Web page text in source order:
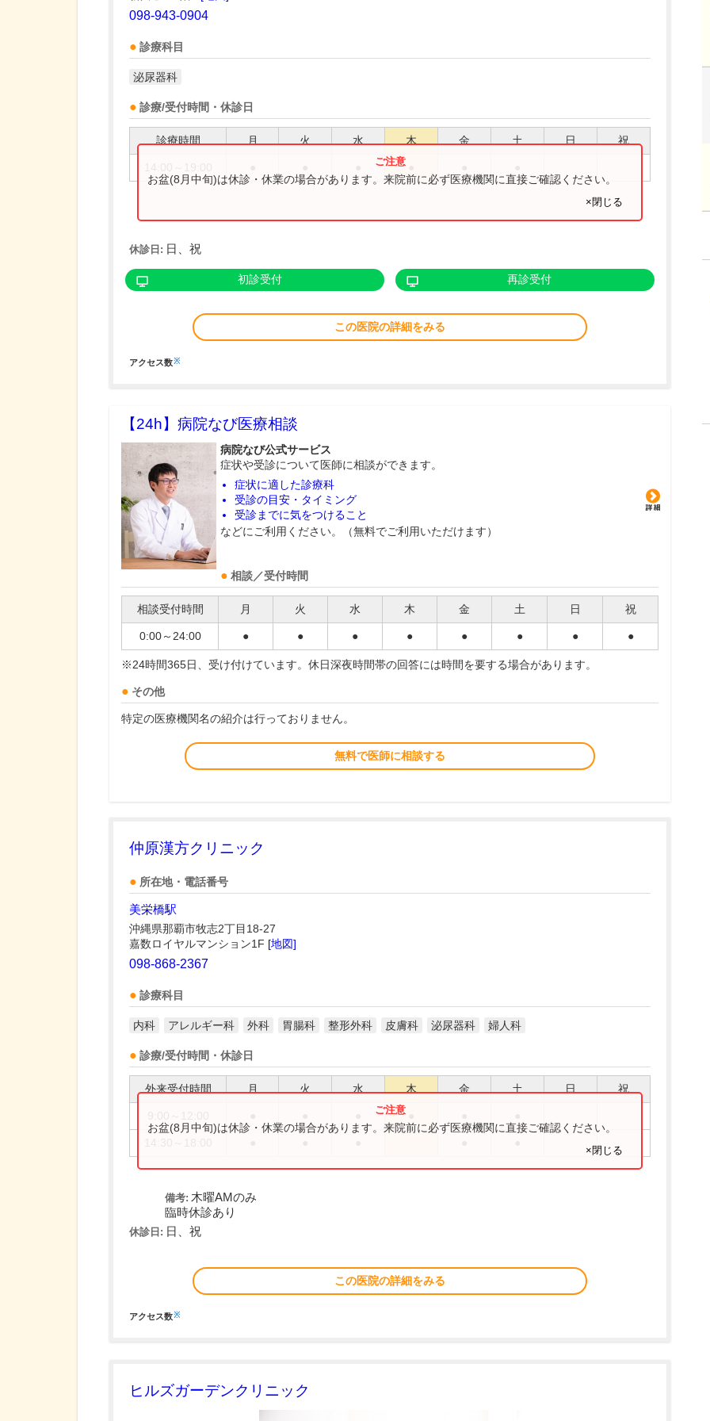
098-943-0904
診療科目
泌尿器科
診療/受付時間・休診日
診療時間 月 火 水 木 金 土 日 祝
お盆(8月中旬)は休診・休業の場合があります。来院前に必ず医療機関に直接ご確認ください。
×閉じる
休診日: 日、祝
初診受付 再診受付
この医院の詳細をみる
アクセス数※
【24h】 病院なび医療相談
病院なび公式サービス
症状や受診について医師に相談ができます。
症状に適した診療科
受診の目安・タイミング
受診までに気をつけること
などにご利用ください。（無料でご利用いただけます）
相談／受付時間
相談受付時間 月 火 水 木 金 土 日 祝
0:00～24:00 ● ● ● ● ● ● ● ●
※24時間365日、受け付けています。休日深夜時間帯の回答には時間を要する場合があります。
その他
特定の医療機関名の紹介は行っておりません。
無料で医師に相談する
仲原漢方クリニック
所在地・電話番号
美栄橋駅
沖縄県那覇市牧志2丁目18-27
嘉数ロイヤルマンション1F [地図]
098-868-2367
診療科目
内科 アレルギー科 外科 胃腸科 整形外科 皮膚科 泌尿器科 婦人科
診療/受付時間・休診日
外来受付時間 月 火 水 木 金 土 日 祝
お盆(8月中旬)は休診・休業の場合があります。来院前に必ず医療機関に直接ご確認ください。
×閉じる
備考: 木曜AMのみ
臨時休診あり
休診日: 日、祝
この医院の詳細をみる
アクセス数※
ヒルズガーデンクリニック